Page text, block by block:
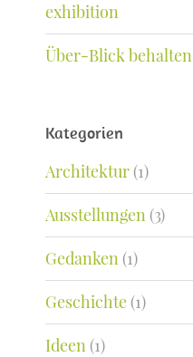
exhibition
Über-Blick behalten
Kategorien
Architektur (1)
Ausstellungen (3)
Gedanken (1)
Geschichte (1)
Ideen (1)